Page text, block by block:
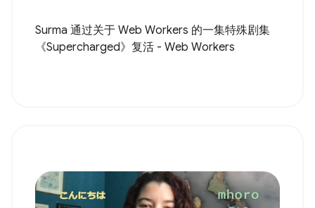
Surma 通过关于 Web Workers 的一集特殊剧集
《Supercharged》复活 - Web Workers